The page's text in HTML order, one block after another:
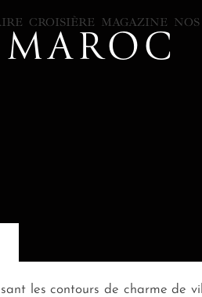
CROISIÈRE MAGAZINE
les contours de charme de